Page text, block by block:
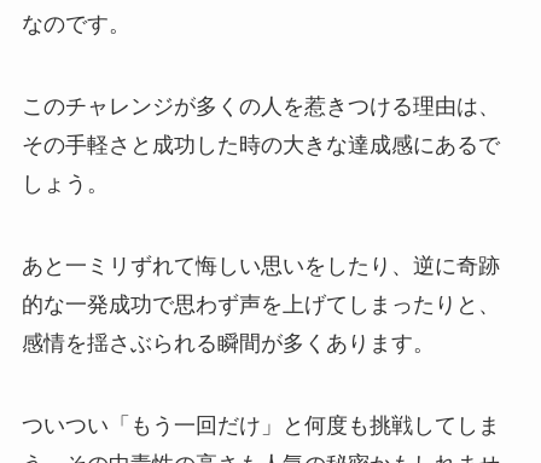
なのです。
このチャレンジが多くの人を惹きつける理由は、
その手軽さと成功した時の大きな達成感にあるで
しょう。
あと一ミリずれて悔しい思いをしたり、逆に奇跡
的な一発成功で思わず声を上げてしまったりと、
感情を揺さぶられる瞬間が多くあります。
ついつい「もう一回だけ」と何度も挑戦してしま